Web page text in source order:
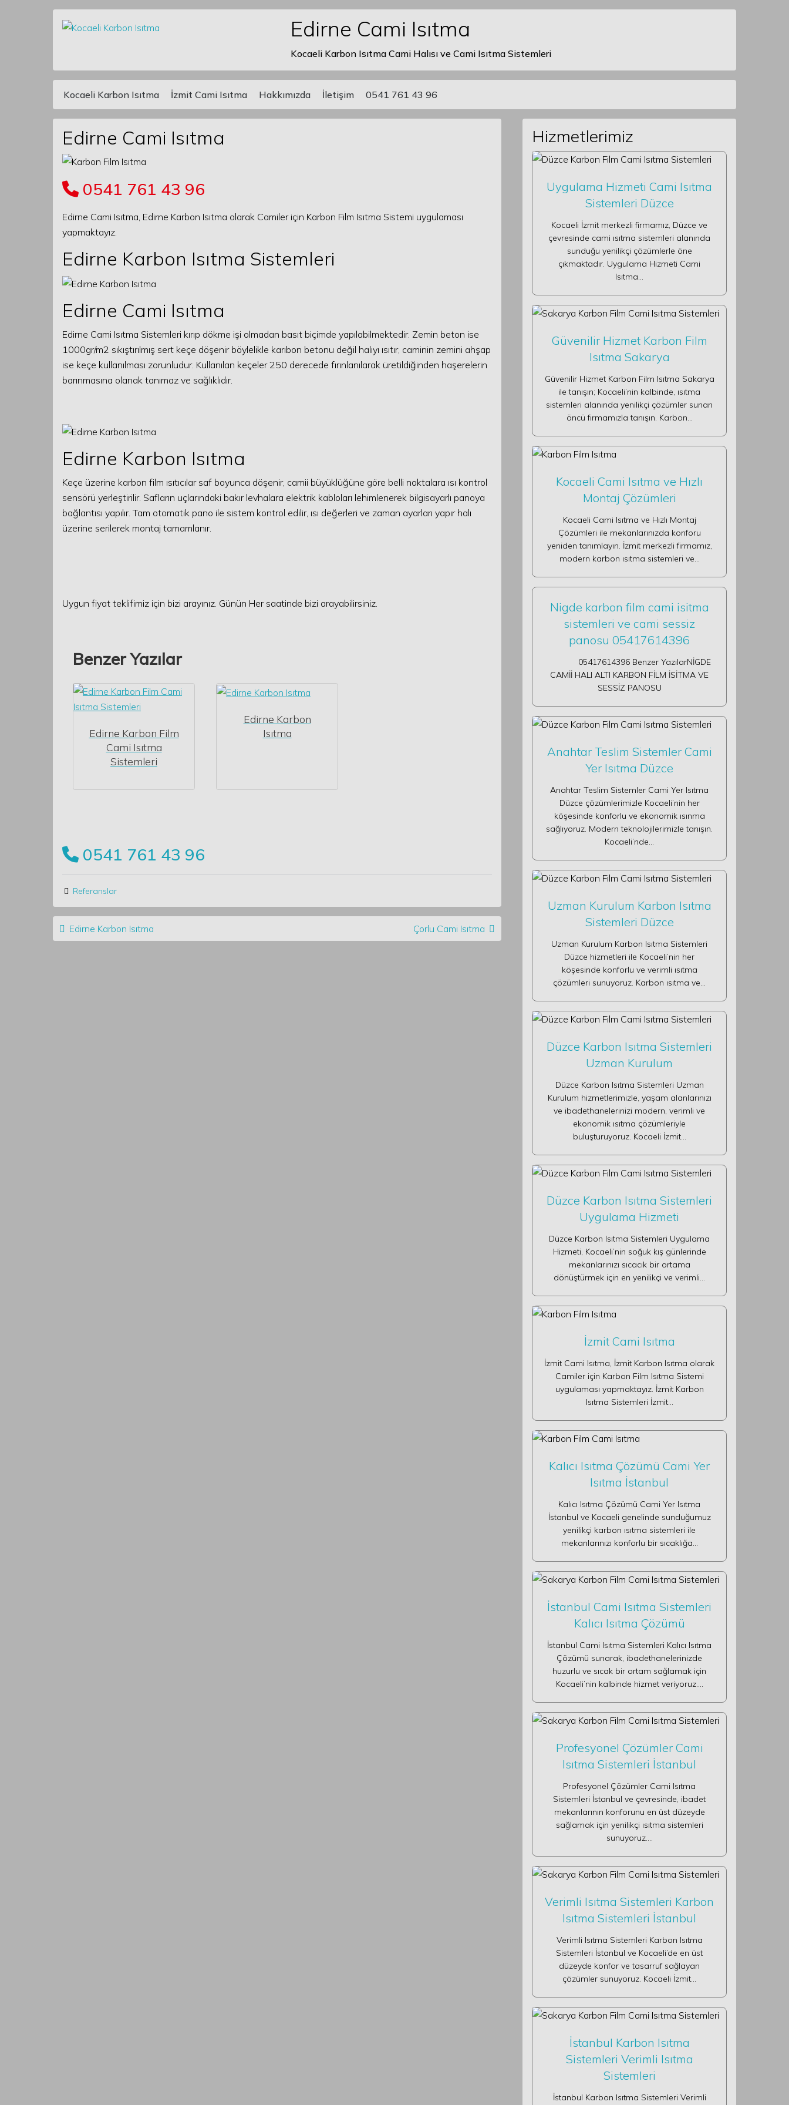
Edirne Cami Isıtma
Kocaeli Karbon Isıtma Cami Halısı ve Cami Isıtma Sistemleri
Main Navigation
Kocaeli Karbon Isıtma İzmit Cami Isıtma Hakkımızda İletişim 0541 761 43 96
Edirne Cami Isıtma
0541 761 43 96
Edirne Cami Isıtma, Edirne Karbon Isıtma olarak Camiler için Karbon Film Isıtma Sistemi uygulaması
yapmaktayız.
Edirne Karbon Isıtma Sistemleri
Edirne Cami Isıtma
Edirne Cami Isıtma Sistemleri kırıp dökme işi olmadan basıt biçimde yapılabilmektedir. Zemin beton ise
1000gr/m2 sıkıştırılmış sert keçe döşenir böylelikle karıbon betonu değil halıyı ısıtır, caminin zemini ahşap
ise keçe kullanılması zorunludur. Kullanılan keçeler 250 derecede fırınlanılarak üretildiğinden haşerelerin
barınmasına olanak tanımaz ve sağlıklıdır.
Edirne Karbon Isıtma
Keçe üzerine karbon film ısıtıcılar saf boyunca döşenir, camii büyüklüğüne göre belli noktalara ısı kontrol
sensörü yerleştirilir. Safların uçlarındaki bakır levhalara elektrik kabloları lehimlenerek bilgisayarlı panoya
bağlantısı yapılır. Tam otomatik pano ile sistem kontrol edilir, ısı değerleri ve zaman ayarları yapır halı
üzerine serilerek montaj tamamlanır.
Uygun fiyat teklifimiz için bizi arayınız. Günün Her saatinde bizi arayabilirsiniz.
Benzer Yazılar
Edirne Karbon Film
Cami Isıtma
Sistemleri
Edirne Karbon
Isıtma
0541 761 43 96
Referanslar
Post navigation
Edirne Karbon Isıtma Çorlu Cami Isıtma
Hizmetlerimiz
Uygulama Hizmeti Cami Isıtma
Sistemleri Düzce
Kocaeli İzmit merkezli firmamız, Düzce ve
çevresinde cami ısıtma sistemleri alanında
sunduğu yenilikçi çözümlerle öne
çıkmaktadır. Uygulama Hizmeti Cami
Isıtma…
Güvenilir Hizmet Karbon Film
Isıtma Sakarya
Güvenilir Hizmet Karbon Film Isıtma Sakarya
ile tanışın; Kocaeli’nin kalbinde, ısıtma
sistemleri alanında yenilikçi çözümler sunan
öncü firmamızla tanışın. Karbon…
Kocaeli Cami Isıtma ve Hızlı
Montaj Çözümleri
Kocaeli Cami Isıtma ve Hızlı Montaj
Çözümleri ile mekanlarınızda konforu
yeniden tanımlayın. İzmit merkezli firmamız,
modern karbon ısıtma sistemleri ve…
Nigde karbon film cami isitma
sistemleri ve cami sessiz
panosu 05417614396
05417614396 Benzer YazılarNİGDE
CAMİİ HALI ALTI KARBON FİLM İSİTMA VE
SESSİZ PANOSU
Anahtar Teslim Sistemler Cami
Yer Isıtma Düzce
Anahtar Teslim Sistemler Cami Yer Isıtma
Düzce çözümlerimizle Kocaeli’nin her
köşesinde konforlu ve ekonomik ısınma
sağlıyoruz. Modern teknolojilerimizle tanışın.
Kocaeli’nde…
Uzman Kurulum Karbon Isıtma
Sistemleri Düzce
Uzman Kurulum Karbon Isıtma Sistemleri
Düzce hizmetleri ile Kocaeli’nin her
köşesinde konforlu ve verimli ısıtma
çözümleri sunuyoruz. Karbon ısıtma ve…
Düzce Karbon Isıtma Sistemleri
Uzman Kurulum
Düzce Karbon Isıtma Sistemleri Uzman
Kurulum hizmetlerimizle, yaşam alanlarınızı
ve ibadethanelerinizi modern, verimli ve
ekonomik ısıtma çözümleriyle
buluşturuyoruz. Kocaeli İzmit…
Düzce Karbon Isıtma Sistemleri
Uygulama Hizmeti
Düzce Karbon Isıtma Sistemleri Uygulama
Hizmeti, Kocaeli’nin soğuk kış günlerinde
mekanlarınızı sıcacık bir ortama
dönüştürmek için en yenilikçi ve verimli…
İzmit Cami Isıtma
İzmit Cami Isıtma, İzmit Karbon Isıtma olarak
Camiler için Karbon Film Isıtma Sistemi
uygulaması yapmaktayız. İzmit Karbon
Isıtma Sistemleri İzmit…
Kalıcı Isıtma Çözümü Cami Yer
Isıtma İstanbul
Kalıcı Isıtma Çözümü Cami Yer Isıtma
İstanbul ve Kocaeli genelinde sunduğumuz
yenilikçi karbon ısıtma sistemleri ile
mekanlarınızı konforlu bir sıcaklığa…
İstanbul Cami Isıtma Sistemleri
Kalıcı Isıtma Çözümü
İstanbul Cami Isıtma Sistemleri Kalıcı Isıtma
Çözümü sunarak, ibadethanelerinizde
huzurlu ve sıcak bir ortam sağlamak için
Kocaeli’nin kalbinde hizmet veriyoruz.…
Profesyonel Çözümler Cami
Isıtma Sistemleri İstanbul
Profesyonel Çözümler Cami Isıtma
Sistemleri İstanbul ve çevresinde, ibadet
mekanlarının konforunu en üst düzeyde
sağlamak için yenilikçi ısıtma sistemleri
sunuyoruz.…
Verimli Isıtma Sistemleri Karbon
Isıtma Sistemleri İstanbul
Verimli Isıtma Sistemleri Karbon Isıtma
Sistemleri İstanbul ve Kocaeli’de en üst
düzeyde konfor ve tasarruf sağlayan
çözümler sunuyoruz. Kocaeli İzmit…
İstanbul Karbon Isıtma
Sistemleri Verimli Isıtma
Sistemleri
İstanbul Karbon Isıtma Sistemleri Verimli